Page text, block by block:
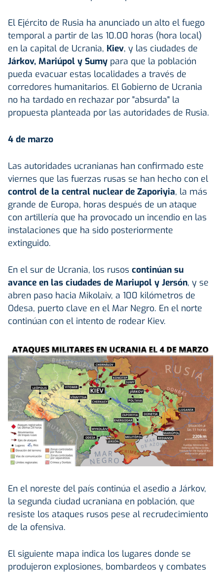
El Ejército de Rusia ha anunciado un alto el fuego
temporal a partir de las 10.00 horas (hora local)
en la capital de Ucrania, Kiev, y las ciudades de
Járkov, Mariúpol y Sumy para que la población
pueda evacuar estas localidades a través de
corredores humanitarios. El Gobierno de Ucrania
no ha tardado en rechazar por "absurda" la
propuesta planteada por las autoridades de Rusia.
4 de marzo
Las autoridades ucranianas han confirmado este
viernes que las fuerzas rusas se han hecho con el
control de la central nuclear de Zaporiyia, la más
grande de Europa, horas después de un ataque
con artillería que ha provocado un incendio en las
instalaciones que ha sido posteriormente
extinguido.
En el sur de Ucrania, los rusos continúan su
avance en las ciudades de Mariupol y Jersón, y se
abren paso hacia Mikolaiv, a 100 kilómetros de
Odesa, puerto clave en el Mar Negro. En el norte
continúan con el intento de rodear Kiev.
En el noreste del país continúa el asedio a Járkov,
la segunda ciudad ucraniana en población, que
resiste los ataques rusos pese al recrudecimiento
de la ofensiva.
El siguiente mapa indica los lugares donde se
produjeron explosiones, bombardeos y combates